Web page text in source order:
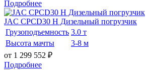
Подробнее
JAC CPCD30 H Дизельный погрузчик
Грузоподъемность 3.0 т
Высота мачты
3-8 м
от 1 299 552 ₽
Подробнее